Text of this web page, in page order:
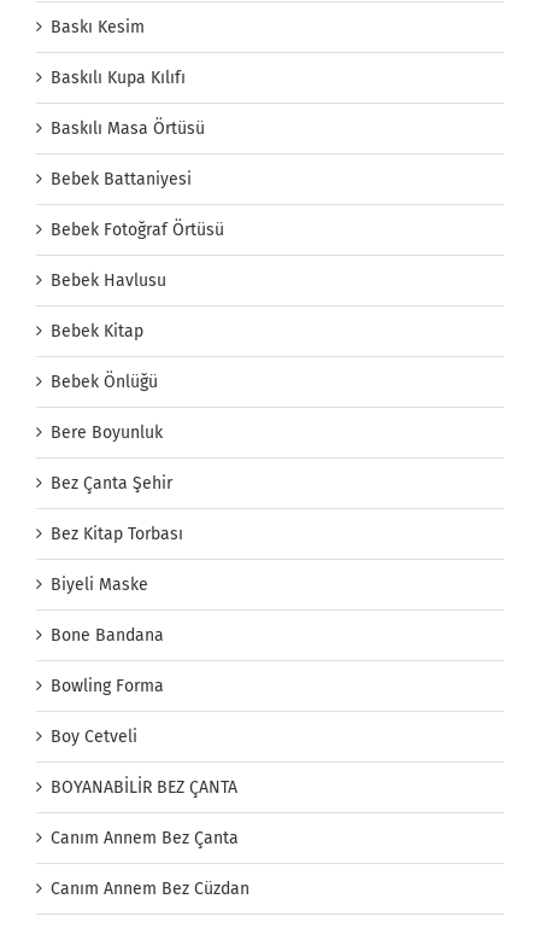
Baskı Kesim
Baskılı Kupa Kılıfı
Baskılı Masa Örtüsü
Bebek Battaniyesi
Bebek Fotoğraf Örtüsü
Bebek Havlusu
Bebek Kitap
Bebek Önlüğü
Bere Boyunluk
Bez Çanta Şehir
Bez Kitap Torbası
Biyeli Maske
Bone Bandana
Bowling Forma
Boy Cetveli
BOYANABİLİR BEZ ÇANTA
Canım Annem Bez Çanta
Canım Annem Bez Cüzdan